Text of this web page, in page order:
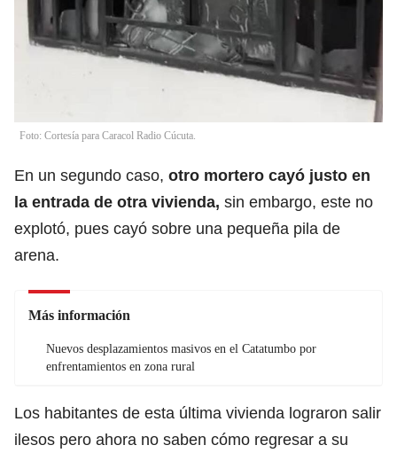
Foto: Cortesía para Caracol Radio Cúcuta.
En un segundo caso, otro mortero cayó justo en
la entrada de otra vivienda, sin embargo, este no
explotó, pues cayó sobre una pequeña pila de
arena.
Más información
Nuevos desplazamientos masivos en el Catatumbo por
enfrentamientos en zona rural
Los habitantes de esta última vivienda lograron salir
ilesos pero ahora no saben cómo regresar a su